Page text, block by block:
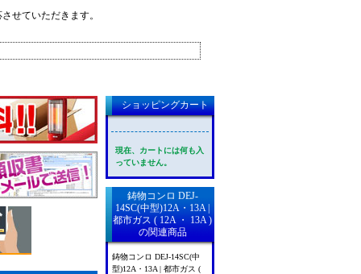
せていただきます。
ショッピングカート
現在、カートには何も入
っていません。
鋳物コンロ DEJ-
14SC(中型)12A・13A |
都市ガス ( 12A ・ 13A )
の関連商品
鋳物コンロ DEJ-14SC(中
型)12A・13A | 都市ガス (